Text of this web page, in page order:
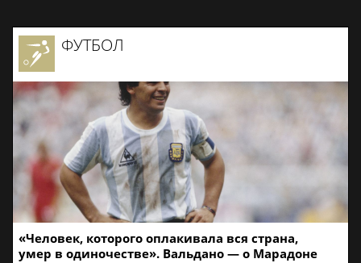
«Человек, которого оплакивала вся страна,
умер в одиночестве». Вальдано — о Марадоне
ФУТБОЛ